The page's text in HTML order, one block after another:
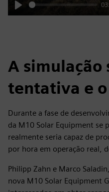
Play
A simulação
tentativa e
Durante a fase de
da M10 Solar Equipment se
realmente seria capaz de
por hora em operação real,
Philipp Zahn e Marco
nova M10 Solar Equipment